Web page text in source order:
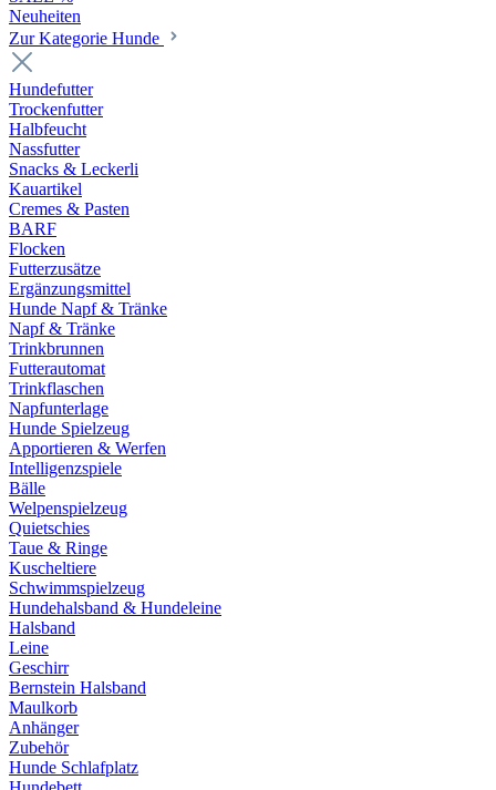
Neuheiten
Zur Kategorie Hunde
Hundefutter
Trockenfutter
Halbfeucht
Nassfutter
Snacks & Leckerli
Kauartikel
Cremes & Pasten
BARF
Flocken
Futterzusätze
Ergänzungsmittel
Hunde Napf & Tränke
Napf & Tränke
Trinkbrunnen
Futterautomat
Trinkflaschen
Napfunterlage
Hunde Spielzeug
Apportieren & Werfen
Intelligenzspiele
Bälle
Welpenspielzeug
Quietschies
Taue & Ringe
Kuscheltiere
Schwimmspielzeug
Hundehalsband & Hundeleine
Halsband
Leine
Geschirr
Bernstein Halsband
Maulkorb
Anhänger
Zubehör
Hunde Schlafplatz